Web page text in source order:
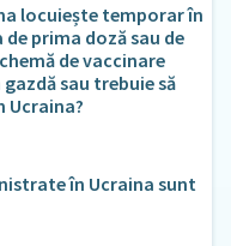
locuiește temporar în
prima doză sau de
de vaccinare
sau trebuie să
Ucraina?
în Ucraina sunt